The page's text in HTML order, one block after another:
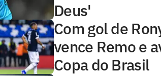
Deus'
Com gol de
vence Remo e
Copa do Brasil